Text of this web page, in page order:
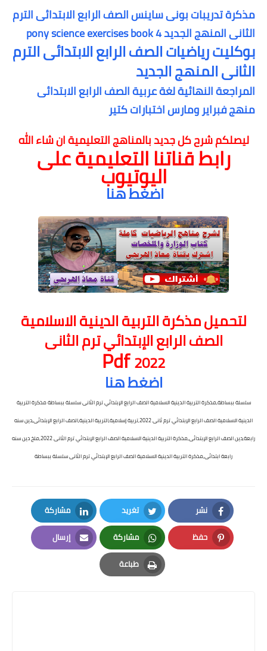
مذكرة تدريبات بونى ساينس الصف الرابع الابتدائى الترم
الثانى المنهج الجديد pony science exercises book 4
بوكليت رياضيات الصف الرابع الابتدائى الترم
الثانى المنهج الجديد
المراجعة النهائية لغة عربية الصف الرابع الابتدائى
منهج فبراير ومارس اختبارات كتير
ليصلكم شرح كل جديد بالمناهج التعليميةان شاء الله
رابط قناتنا التعليمية على
اليوتيوب
اضغط هنا
لتحميلمذكرة التربية الدينية الاسلامية
الصف الرابع الإبتدائي ترم الثانى
2022
Pdf
اضغط هنا
سلسلة ببساطة,مذكرة التربية الدينية الاسلامية الصف الرابع الإبتدائي ترم الثانى سلسلة ببساطة مذكرة التربية
الدينية الاسلامية الصف الرابع الإبتدائي ترم ثانى 2022,تربية إسلامية,التربية الدينية,الصف الرابع الإبتدائى,دين سنه
رابعة,دين الصف الرابع الإبتدائى,مذكرة التربية الدينية الاسلامية الصف الرابع الإبتدائي ترم الثانى 2022,ملخ دين سنه
رابعة ابتدائى,مذكرة التربية الدينية الاسلامية الصف الرابع الإبتدائي ترم الثانى سلسلة ببساطة
نشر
Facebook
تغريد
Twitter
مشاركة
LinkedIn
حفظ
Pinterest
مشاركة
Whatsapp
إرسال
Email
طباعة
Print